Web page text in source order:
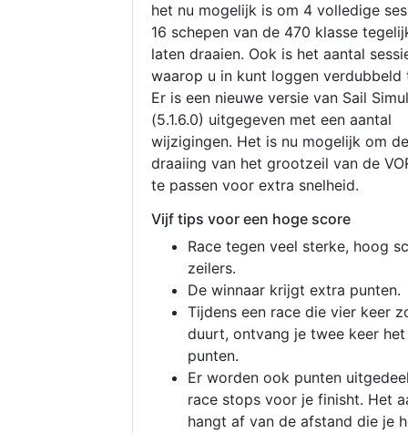
het nu mogelijk is om 4 volledige
16 schepen van de 470 klasse
laten draaien. Ook is het aantal
waarop u in kunt loggen verdubbeld
Er is een nieuwe versie van Sail
(5.1.6.0) uitgegeven met een aantal
wijzigingen. Het is nu mogelijk om de
draaiing van het grootzeil van de
te passen voor extra snelheid.
Vijf tips voor een hoge score
Race tegen veel sterke, hoog
zeilers.
De winnaar krijgt extra punten.
Tijdens een race die vier keer
duurt, ontvang je twee keer
punten.
Er worden ook punten
race stops voor je finisht. Het
hangt af van de afstand die je